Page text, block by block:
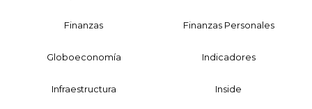
Finanzas Finanzas Personales
Globoeconomía Indicadores
Infraestructura Inside